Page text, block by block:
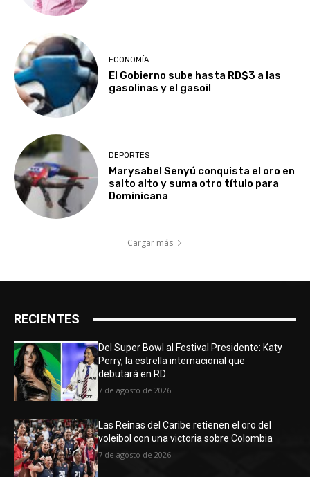
ECONOMÍA
El Gobierno sube hasta RD$3 a las
gasolinas y el gasoil
DEPORTES
Marysabel Senyú conquista el oro en
salto alto y suma otro título para
Dominicana
Cargar más
RECIENTES
Del Super Bowl al Festival Presidente: Katy
Perry, la estrella internacional que
debutará en RD
7 de agosto de 2026
Las Reinas del Caribe retienen el oro del
voleibol con una victoria sobre Colombia
7 de agosto de 2026